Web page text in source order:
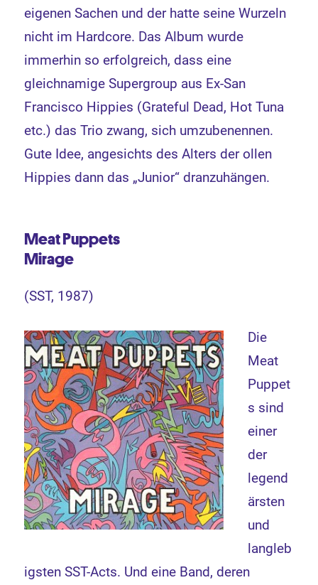
eigenen Sachen und der hatte seine Wurzeln
nicht im Hardcore. Das Album wurde
immerhin so erfolgreich, dass eine
gleichnamige Supergroup aus Ex-San
Francisco Hippies (Grateful Dead, Hot Tuna
etc.) das Trio zwang, sich umzubenennen.
Gute Idee, angesichts des Alters der ollen
Hippies dann das „Junior“ dranzuhängen.
Meat Puppets
Mirage
(SST, 1987)
Die
Meat
Puppet
s sind
einer
der
legend
ärsten
und
langleb
igsten SST-Acts. Und eine Band, deren